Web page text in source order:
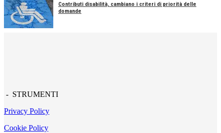
Contributi disabilità, cambiano i criteri di priorità delle
domande
- STRUMENTI
Privacy Policy
Cookie Policy